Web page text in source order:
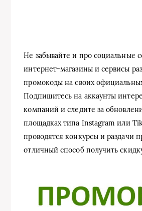
Не забывайте и про социальные
интернет-магазины и сервисы
промокоды на своих
Подпишитесь на аккаунты
компаний и следите за
площадках типа Instagram или
проводятся конкурсы и раздачи
отличный способ получить